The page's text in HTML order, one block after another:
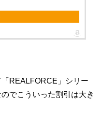
REALFORCE」シリー
でこういった割引は大き